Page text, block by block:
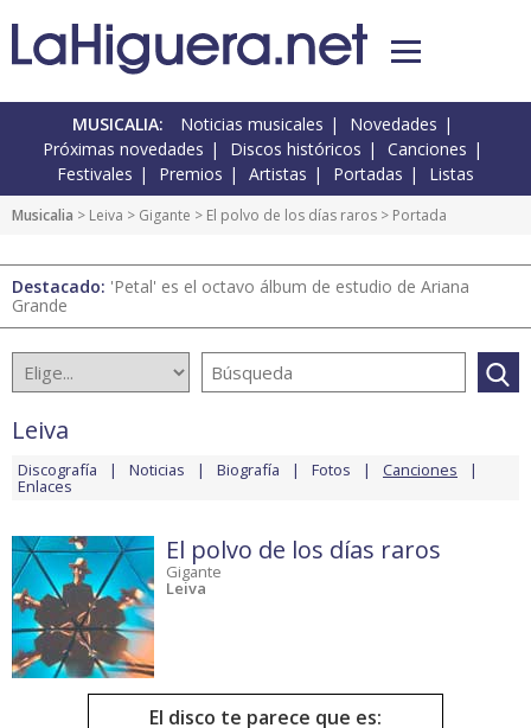
MUSICALIA: Noticias musicales
Novedades
Próximas novedades
Discos históricos
Canciones
Festivales
Premios Artistas Portadas Listas
Musicalia > Leiva > Gigante > El polvo de los días raros > Portada
Destacado: 'Petal' es el octavo álbum de estudio de Ariana
Grande
Leiva
Discografía Noticias Biografía Fotos Canciones
Enlaces
El polvo de los días raros
Gigante
Leiva
El disco te parece que es: